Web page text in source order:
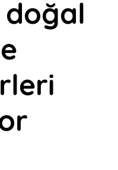
doğal